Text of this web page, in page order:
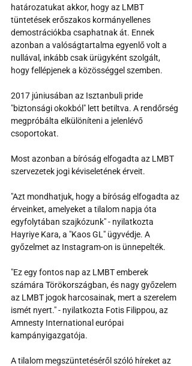
határozatukat akkor, hogy az LMBT
tüntetések erőszakos kormányellenes
demostrációkba csaphatnak át. Ennek
azonban a valóságtartalma egyenlő volt a
nullával, inkább csak ürügyként szolgált,
hogy fellépjenek a közösséggel szemben.
2017 júniusában az Isztanbuli pride
"biztonsági okokból" lett betiltva. A rendőrség
megpróbálta elkülöníteni a jelenlévő
csoportokat.
Most azonban a bíróság elfogadta az LMBT
szervezetek jogi kéviseletének érveit.
"Azt mondhatjuk, hogy a bíróság elfogadta az
érveinket, amelyeket a tilalom napja óta
egyfolytában szajkózunk" - nyilatkozta
Hayriye Kara, a "Kaos GL" ügyvédje. A
győzelmet az Instagram-on is ünnepelték.
"Ez egy fontos nap az LMBT emberek
számára Törökországban, és nagy győzelem
az LMBT jogok harcosainak, mert a szerelem
ismét nyert." - nyilatkozta Fotis Filippou, az
Amnesty International európai
kampányigazgatója.
A tilalom megszüntetéséről szóló híreket az